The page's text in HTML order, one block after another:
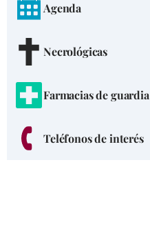
Agenda
Necrológicas
Farmacias de guardia
Teléfonos de interés